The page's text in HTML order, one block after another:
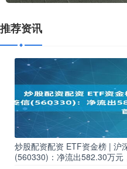
推荐资讯
炒股配资配资 ETF资金榜 | 沪
(560330)：净流出582.30万元